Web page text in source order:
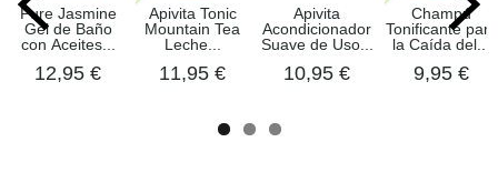
Pure Jasmine
Gel de Baño
con Aceites...
12,95 €
Apivita Tonic
Mountain Tea
Leche...
11,95 €
Apivita
Acondicionador
Suave de Uso...
10,95 €
Champú
Tonificante para
la Caída del...
9,95 €